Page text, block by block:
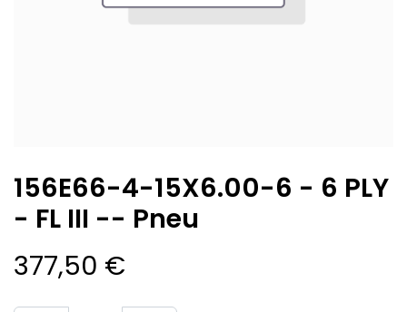
156E66-4-15X6.00-6 - 6 PLY
- FL III -- Pneu
377,50 €